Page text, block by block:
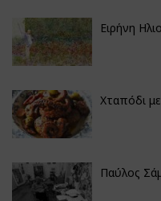
Ειρήνη
Χταπόδι
Παύλος